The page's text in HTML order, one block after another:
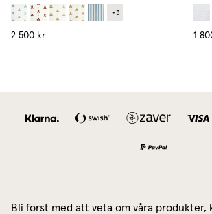
+3
2 500 kr 1
Bli först med att veta om våra produkter,